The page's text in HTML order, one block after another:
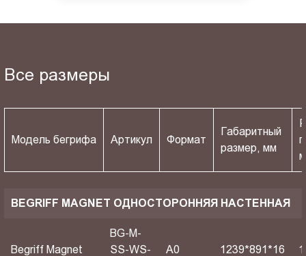
Все размеры
Модель бегрифа Артикул Формат
Габаритный
размер, мм
BEGRIFF MAGNET ОДНОСТОРОННЯЯ НАСТЕННАЯ
Begriff Magnet
BG-M-
SS-WS-
A0 1239*891*16